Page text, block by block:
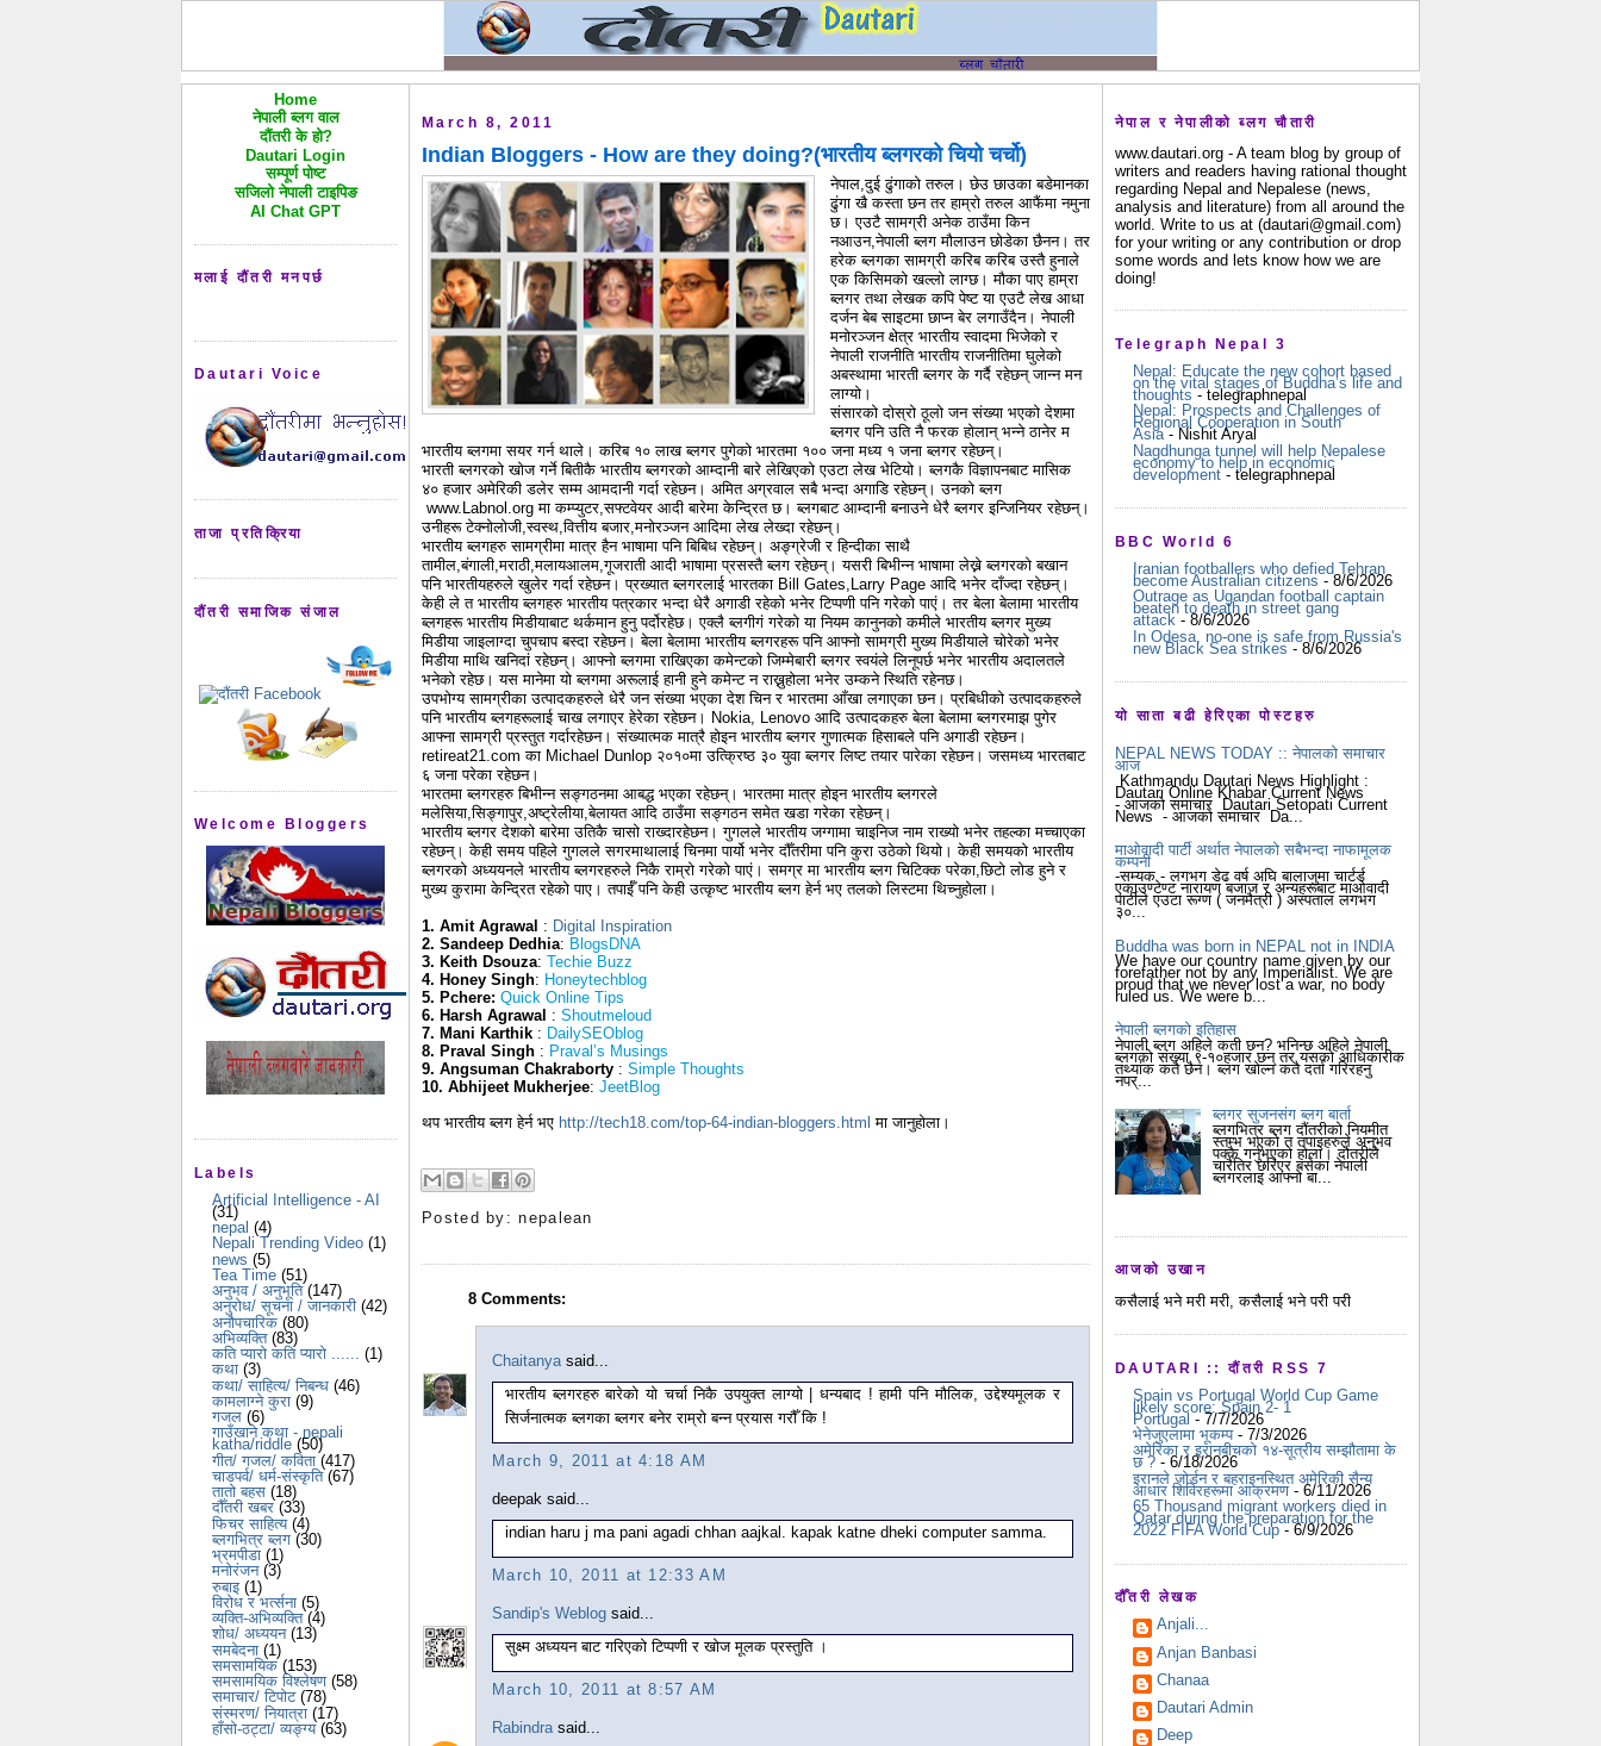
Home
नेपाली ब्लग वाल
दौंतरी के हो?
Dautari Login
सम्पूर्ण पोष्ट
सजिलो नेपाली टाइपिङ
AI Chat GPT
मलाई दौंतरी मनपर्छ
Dautari Voice
ताजा प्रतिक्रिया
दौंतरी समाजिक संजाल
Welcome Bloggers
Labels
Artificial Intelligence - AI
(31)
nepal (4)
Nepali Trending Video (1)
news (5)
Tea Time (51)
अनुभव / अनुभूति (147)
अनुरोध/ सूचना / जानकारी (42)
अनौपचारिक (80)
अभिव्यक्ति (83)
कति प्यारो कति प्यारो ...... (1)
कथा (3)
कथा/ साहित्य/ निबन्ध (46)
कामलाग्ने कुरा (9)
गजल (6)
गाउँखाने कथा - nepali
katha/riddle (50)
गीत/ गजल/ कविता (417)
चाडपर्व/ धर्म-संस्कृति (67)
तातो बहस (18)
दौँतरी खबर (33)
फिचर साहित्य (4)
ब्लगभित्र ब्लग (30)
भ्रमपीडा (1)
मनोरंजन (3)
रुबाइ (1)
विरोध र भर्त्सना (5)
व्यक्ति-अभिव्यक्ति (4)
शोध/ अध्ययन (13)
समबेदना (1)
समसामयिक (153)
समसामयिक विश्लेषण (58)
समाचार/ टिपोट (78)
संस्मरण/ नियात्रा (17)
हाँसो-ठट्टा/ व्यङ्ग्य (63)
March 8, 2011
Indian Bloggers - How are they doing?(भारतीय ब्लगरको चियो चर्चो)
नेपाल,दुई ढुंगाको तरुल। छेउ छाउका बडेमानका
ढुंगा खै कस्ता छन तर हाम्रो तरुल आफैंमा नमुना
छ। एउटै सामग्री अनेक ठाउँमा किन
नआउन,नेपाली ब्लग मौलाउन छोडेका छैनन। तर
हरेक ब्लगका सामग्री करिब करिब उस्तै हुनाले
एक किसिमको खल्लो लाग्छ। मौका पाए हाम्रा
ब्लगर तथा लेखक कपि पेष्ट या एउटै लेख आधा
दर्जन बेब साइटमा छाप्न बेर लगाउँदैन। नेपाली
मनोरञ्जन क्षेत्र भारतीय स्वादमा भिजेको र
नेपाली राजनीति भारतीय राजनीतिमा घुलेको
अबस्थामा भारती ब्लगर के गर्दै रहेछन् जान्न मन
लाग्यो।
संसारको दोस्रो ठूलो जन संख्या भएको देशमा
ब्लगर पनि उति नै फरक होलान् भन्ने ठानेर म
भारतीय ब्लगमा सयर गर्न थाले। करिब १० लाख ब्लगर पुगेको भारतमा १०० जना मध्य १ जना ब्लगर रहेछन्।
भारती ब्लगरको खोज गर्ने बितीकै भारतीय ब्लगरको आम्दानी बारे लेखिएको एउटा लेख भेटियो। ब्लगकै विज्ञापनबाट मासिक
४० हजार अमेरिकी डलेर सम्म आमदानी गर्दा रहेछन। अमित अग्रवाल सबै भन्दा अगाडि रहेछन्। उनको ब्लग
www.Labnol.org मा कम्प्युटर,सफ्टवेयर आदी बारेमा केन्द्रित छ। ब्लगबाट आम्दानी बनाउने धेरै ब्लगर इन्जिनियर रहेछन्।
उनीहरू टेक्नोलोजी,स्वस्थ,वित्तीय बजार,मनोरञ्जन आदिमा लेख लेख्दा रहेछन्।
भारतीय ब्लगहरु सामग्रीमा मात्र हैन भाषामा पनि बिबिध रहेछन्। अङ्ग्रेजी र हिन्दीका साथै
तामील,बंगाली,मराठी,मलायआलम,गूजराती आदी भाषामा प्रसस्तै ब्लग रहेछन्। यसरी बिभीन्न भाषामा लेख्ने ब्लगरको बखान
पनि भारतीयहरुले खुलेर गर्दा रहेछन। प्रख्यात ब्लगरलाई भारतका Bill Gates,Larry Page आदि भनेर दाँज्दा रहेछन्।
केही ले त भारतीय ब्लगहरु भारतीय पत्रकार भन्दा धेरै अगाडी रहेको भनेर टिप्पणी पनि गरेको पाएं। तर बेला बेलामा भारतीय
ब्लगहरू भारतीय मिडीयाबाट थर्कमान हुनु पर्दोरहेछ। एक्लै ब्लगीगं गरेको या नियम कानुनको कमीले भारतीय ब्लगर मुख्य
मिडीया जाइलाग्दा चुपचाप बस्दा रहेछन। बेला बेलामा भारतीय ब्लगरहरू पनि आफ्नो सामग्री मुख्य मिडीयाले चोरेको भनेर
मिडीया माथि खनिदां रहेछन्। आफ्नो ब्लगमा राखिएका कमेन्टको जिम्मेबारी ब्लगर स्वयंले लिनूपर्छ भनेर भारतीय अदालतले
भनेको रहेछ। यस मानेमा यो ब्लगमा अरूलाई हानी हुने कमेन्ट न राख्नुहोला भनेर उम्कने स्थिति रहेनछ।
उपभोग्य सामग्रीका उत्पादकहरुले धेरै जन संख्या भएका देश चिन र भारतमा आँखा लगाएका छन। प्रबिधीको उत्पादकहरुले
पनि भारतीय ब्लगहरूलाई चाख लगाएर हेरेका रहेछन। Nokia, Lenovo आदि उत्पादकहरु बेला बेलामा ब्लगरमाझ पुगेर
आफ्ना सामग्री प्रस्तुत गर्दारहेछन। संख्यात्मक मात्रै होइन भारतीय ब्लगर गुणात्मक हिसाबले पनि अगाडी रहेछन।
retireat21.com का Michael Dunlop २०१०मा उत्क्रिष्ठ ३० युवा ब्लगर लिष्ट तयार पारेका रहेछन। जसमध्य भारतबाट
६ जना परेका रहेछन।
भारतमा ब्लगरहरु बिभीन्न सङ्गठनमा आबद्ध भएका रहेछन्। भारतमा मात्र होइन भारतीय ब्लगरले
मलेसिया,सिङ्गापुर,अष्ट्रेलीया,बेलायत आदि ठाउँमा सङ्गठन समेत खडा गरेका रहेछन्।
भारतीय ब्लगर देशको बारेमा उतिकै चासो राख्दारहेछन। गुगलले भारतीय जग्गामा चाइनिज नाम राख्यो भनेर तहल्का मच्चाएका
रहेछन्। केही समय पहिले गुगलले सगरमाथालाई चिनमा पार्यो भनेर दौँतरीमा पनि कुरा उठेको थियो। केही समयको भारतीय
ब्लगरको अध्ययनले भारतीय ब्लगरहरुले निकै राम्रो गरेको पाएं। समग्र मा भारतीय ब्लग चिटिक्क परेका,छिटो लोड हुने र
मुख्य कुरामा केन्द्रित रहेको पाए। तपाईँ पनि केही उत्कृष्ट भारतीय ब्लग हेर्न भए तलको लिस्टमा थिच्नुहोला।
1. Amit Agrawal : Digital Inspiration
2. Sandeep Dedhia: BlogsDNA
3. Keith Dsouza: Techie Buzz
4. Honey Singh: Honeytechblog
5. Pchere: Quick Online Tips
6. Harsh Agrawal : Shoutmeloud
7. Mani Karthik : DailySEOblog
8. Praval Singh : Praval’s Musings
9. Angsuman Chakraborty : Simple Thoughts
10. Abhijeet Mukherjee: JeetBlog
थप भारतीय ब्लग हेर्न भए http://tech18.com/top-64-indian-bloggers.html मा जानुहोला।
Posted by:nepalean
8 Comments:
Chaitanyasaid...
भारतीय ब्लगरहरु बारेको यो चर्चा निकै उपयुक्त लाग्यो | धन्यबाद ! हामी पनि मौलिक, उद्देश्यमूलक र
सिर्जनात्मक ब्लगका ब्लगर बनेर राम्रो बन्न प्रयास गरौँ कि !
March 9, 2011 at 4:18 AM
deepak said...
indian haru j ma pani agadi chhan aajkal. kapak katne dheki computer samma.
March 10, 2011 at 12:33 AM
Sandip's Weblog said...
सुक्ष्म अध्ययन बाट गरिएको टिप्पणी र खोज मूलक प्रस्तुति ।
March 10, 2011 at 8:57 AM
Rabindrasaid...
नेपाल र नेपालीको ब्लग चौतारी
www.dautari.org - A team blog by group of
writers and readers having rational thought
regarding Nepal and Nepalese (news,
analysis and literature) from all around the
world. Write to us at (dautari@gmail.com)
for your writing or any contribution or drop
some words and lets know how we are
doing!
Telegraph Nepal 3
Nepal: Educate the new cohort based
on the vital stages of Buddha’s life and
thoughts - telegraphnepal
Nepal: Prospects and Challenges of
Regional Cooperation in South
Asia- Nishit Aryal
Nagdhunga tunnel will help Nepalese
economy to help in economic
development - telegraphnepal
BBC World 6
Iranian footballers who defied Tehran
become Australian citizens - 8/6/2026
Outrage as Ugandan football captain
beaten to death in street gang
attack - 8/6/2026
In Odesa, no-one is safe from Russia's
new Black Sea strikes- 8/6/2026
यो साता बढी हेरिएका पोस्टहरु
NEPAL NEWS TODAY :: नेपालको समाचार
आज
Kathmandu Dautari News Highlight :
Dautari Online Khabar Current News
- आजको समाचार Dautari Setopati Current
News - आजको समाचार Da...
माओवादी पार्टी अर्थात नेपालको सबैभन्दा नाफामूलक
कम्पनी
-सम्यक - लगभग डेढ वर्ष अघि बालाजुमा चार्टर्ड
एकाउण्टेण्ट नारायण बजाज र अन्यहरूबाट माओवादी
पार्टीले एउटा रूग्ण ( जनमैत्री ) अस्पताल लगभग
३०...
Buddha was born in NEPAL not in INDIA
We have our country name given by our
forefather not by any Imperialist. We are
proud that we never lost a war, no body
ruled us. We were b...
नेपाली ब्लगको इतिहास
नेपाली ब्लग अहिले कती छन? भनिन्छ अहिले नेपाली
ब्लगको संख्या ९-१०हजार छन् तर यसको आधिकारीक
तथ्यांक कतै छैन। ब्लग खोल्न कतै दर्ता गरिरहनु
नपर्...
ब्लगर सुजनसंग ब्लग बार्ता
ब्लगभित्र ब्लग दौंतरीको नियमीत
स्तम्भ भएको त तपाइहरुले अनुभव
पक्कै गर्नुभएको होला। दौतरीले
चारैतिर छरिएर बसेका नेपाली
ब्लगरलाइ आफ्नो बा...
आजको उखान
कसैलाई भने मरी मरी, कसैलाई भने परी परी
DAUTARI :: दौंतरी RSS 7
Spain vs Portugal World Cup Game
likely score: Spain 2- 1
Portugal - 7/7/2026
भेनेजुएलामा भूकम्प- 7/3/2026
अमेरिका र इरानबीचको १४-सूत्रीय सम्झौतामा के
छ ? - 6/18/2026
इरानले जोर्डन र बहराइनस्थित अमेरिकी सैन्य
आधार शिविरहरूमा आक्रमण- 6/11/2026
65 Thousand migrant workers died in
Qatar during the preparation for the
2022 FIFA World Cup - 6/9/2026
दौँतरी लेखक
Anjali...
Anjan Banbasi
Chanaa
Dautari Admin
Deep